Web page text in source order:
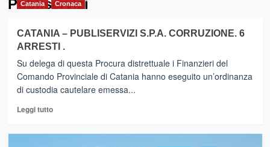
Publiservizi
Catania Cronaca
CATANIA – PUBLISERVIZI S.P.A. CORRUZIONE. 6
ARRESTI .
Su delega di questa Procura distrettuale i Finanzieri del
Comando Provinciale di Catania hanno eseguito un’ordinanza
di custodia cautelare emessa...
Leggi tuttoLeggi